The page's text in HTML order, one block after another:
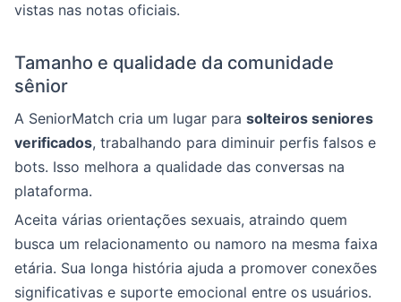
vistas nas notas oficiais.
Tamanho e qualidade da comunidade
sênior
A SeniorMatch cria um lugar para solteiros seniores
verificados, trabalhando para diminuir perfis falsos e
bots. Isso melhora a qualidade das conversas na
plataforma.
Aceita várias orientações sexuais, atraindo quem
busca um relacionamento ou namoro na mesma faixa
etária. Sua longa história ajuda a promover conexões
significativas e suporte emocional entre os usuários.